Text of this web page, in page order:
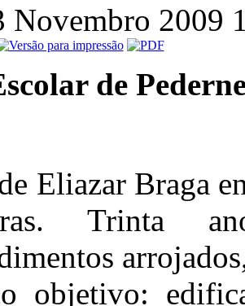
Novembro 2009
de
Eliazar Braga
Trinta
objetivo: